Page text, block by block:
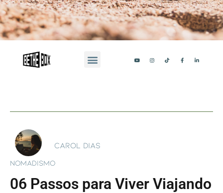
Carol Dias
NOMADISMO
06 Passos para Viver Viajando